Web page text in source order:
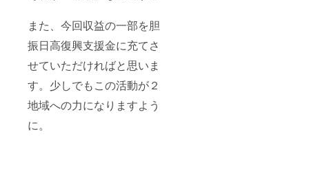
また、今回収益の一部を胆
振日高復興支援金に充てさ
せていただければと思いま
す。少しでもこの活動が２
地域への力になりますよう
に。